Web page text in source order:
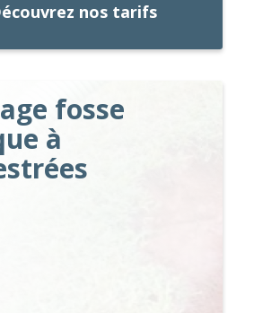
nos tarifs
fosse
à